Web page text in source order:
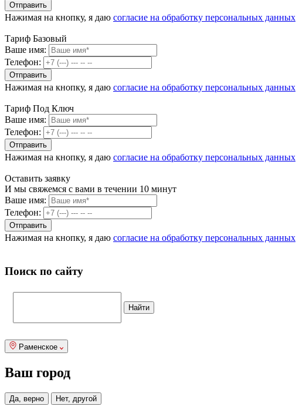
Нажимая на кнопку, я даю согласие на обработку персональных данных
Тариф Базовый
Ваше имя:
Телефон:
Нажимая на кнопку, я даю согласие на обработку персональных данных
Тариф Под Ключ
Ваше имя:
Телефон:
Нажимая на кнопку, я даю согласие на обработку персональных данных
Оставить заявку
И мы свяжемся с вами в течении 10 минут
Ваше имя:
Телефон:
Нажимая на кнопку, я даю согласие на обработку персональных данных
Поиск по сайту
Раменское
Ваш город
Да, верно Нет, другой